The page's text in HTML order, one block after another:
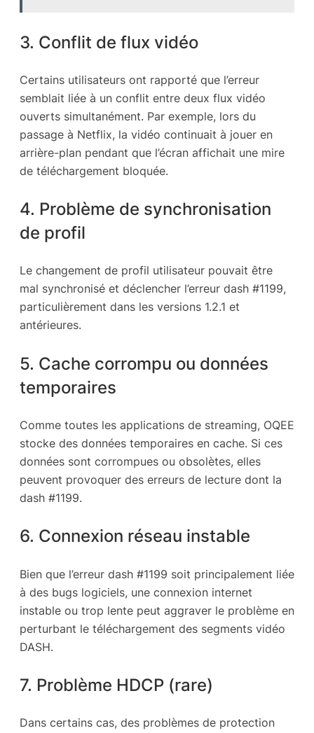
3. Conflit de flux vidéo
Certains utilisateurs ont rapporté que l’erreur
semblait liée à un conflit entre deux flux vidéo
ouverts simultanément. Par exemple, lors du
passage à Netflix, la vidéo continuait à jouer en
arrière-plan pendant que l’écran affichait une mire
de téléchargement bloquée.
4. Problème de synchronisation
de profil
Le changement de profil utilisateur pouvait être
mal synchronisé et déclencher l’erreur dash #1199,
particulièrement dans les versions 1.2.1 et
antérieures.
5. Cache corrompu ou données
temporaires
Comme toutes les applications de streaming, OQEE
stocke des données temporaires en cache. Si ces
données sont corrompues ou obsolètes, elles
peuvent provoquer des erreurs de lecture dont la
dash #1199.
6. Connexion réseau instable
Bien que l’erreur dash #1199 soit principalement liée
à des bugs logiciels, une connexion internet
instable ou trop lente peut aggraver le problème en
perturbant le téléchargement des segments vidéo
DASH.
7. Problème HDCP (rare)
Dans certains cas, des problèmes de protection